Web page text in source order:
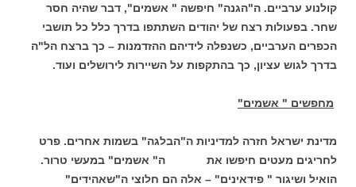
קולנוע ערביים. ה"הגנה" חיפשה " אשמים", דבר שהיה חסר
שחר. בפעולות רצח של יהודים השתתפו בדרך כלל כל תושבי
הכפרים הערביים, כשנפלה לידיהם ההזדמנות – כך ברצח הל"ה
בדרך לגוש עציון, כך בהתקפות על השיירות לירושלים ועוד.
מחפשים " אשמים"
מדינת ישראל חזרה למדיניות ה"הבלגה" בשמות אחרים. פרט
לחריגים מעטים חיפשו את ה" אשמים" במעשי טרור.
הואיל ושיגור " פידאינים" – אלה הם חלוצי ה"שאהידים"